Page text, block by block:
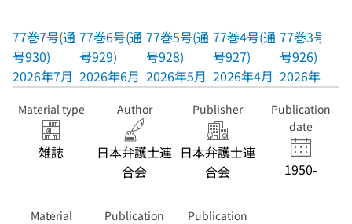
77巻7号(通
号930)
2026年7月
77巻6号(通
号929)
2026年6月
77巻5号(通
号928)
2026年5月
77巻4号(通
号927)
2026年4月
77巻3号(通
号926)
2026年3月
Material type
雑誌
Author
日本弁護士連
合会
Publisher
日本弁護士連
合会
Publication
date
1950-
Material
Publication
Publication